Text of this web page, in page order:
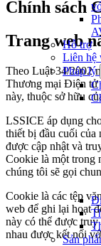
Hỗ trợ
Liên hệ
Pháp lý
Sản
Chính sách
Trang web
Theo Luật 34/2002
Thương mại Điện tử
này, thuộc sở hữu
LSSICE áp dụng
thiết bị đầu cuối
được cập nhật và
Cookie là một trong
chúng tôi sẽ gọi
Cookie là các tệp
web để ghi lại hoạt
này có thể được
nhau được kết nối